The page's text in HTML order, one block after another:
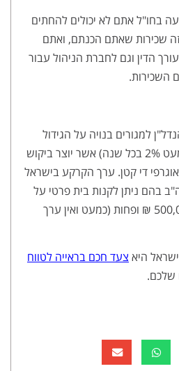
בחו"ל אתם לא יכולים להחתים
שכירות שאתם הכנתם, ואתם
הדין וגם לחברת הניהול עבור
השכירות.
למגורים בנויה על הגידול
המשמעותי באוכלוסייה (כמעט 2% בכל שנה) אשר יוצר ביקוש
די קטן. ערך הקרקע בישראל
בהם ניתן לקנות בית פרטי על
דונם אדמה במחיר של 500,000 ₪ ופחות (כמעט ואין ערך
היא צעד חכם בראייה לטווח
שלכם.